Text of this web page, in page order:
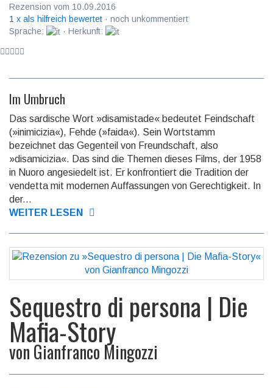
Rezension vom 10.09.2016
1 x als hilfreich bewertet · noch unkommentiert
Sprache:
· Herkunft:
Im Umbruch
Das sardische Wort »disamistade« bedeutet Feindschaft
(»inimicizia«), Fehde (»faida«). Sein Wort­stamm
bezeichnet das Gegenteil von Freund­schaft, also
»disamicizia«. Das sind die Themen dieses Films, der 1958
in Nuoro angesie­delt ist. Er konfron­tiert die Tradition der
vendetta mit modernen Auf­fassun­gen von Gerech­tigkeit. In
der...
WEITER LESEN
Sequestro di persona | Die
Mafia-Story
vonGianfranco Mingozzi